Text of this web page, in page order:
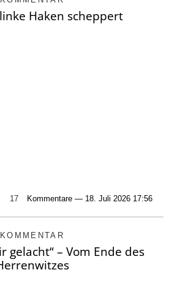
Haken scheppert
17 Kommentare — 18. Juli 2026 17:56
KOMMENTAR
gelacht“ – Vom Ende des